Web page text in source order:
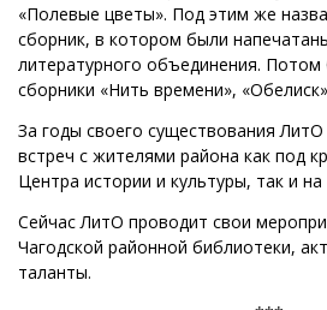
«Полевые цветы». Под этим же
сборник, в котором были
литературного объединения.
сборники «Нить времени»,
За годы своего существования
встреч с жителями района как под
Центра истории и культуры, так и на
Сейчас ЛитО проводит свои
Чагодской районной библиотеки,
таланты.